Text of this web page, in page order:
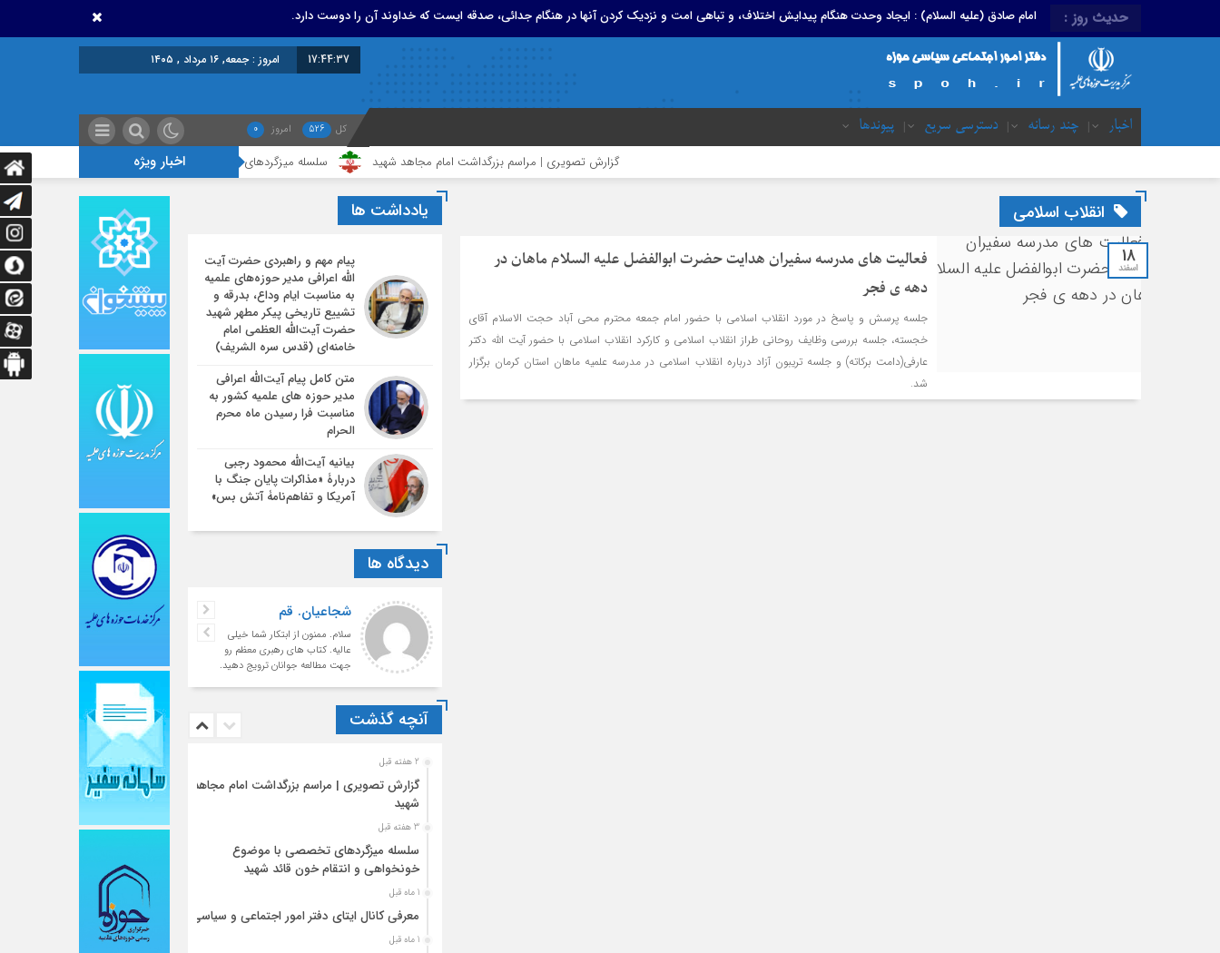
حدیث روز : امام صادق (علیه السلام) : ایجاد وحدت هنگام پیدایش اختلاف، و تباهی امت و نزدیک کردن آنها در هنگام جدائی، صدقه ایست که خداوند آن را دوست دارد.
17:44:38 امروز : جمعه, ۱۶ مرداد , ۱۴۰۵
اخبار چند رسانه دسترسی سریع پیوندها کل 526 امروز 0
اخبار ویژه گزارش تصویری | مراسم بزرگداشت امام مجاهد شهید سلسله میزگردهای تخصصی با موضوع خونخواهی و انتقام خون قائد شهید
انقلاب اسلامی
18
اسفند
فعالیت های مدرسه سفیران هدایت حضرت ابوالفضل علیه السلام ماهان در
دهه ی فجر
جلسه پرسش و پاسخ در مورد انقلاب اسلامی با حضور امام جمعه محترم محی آباد حجت الاسلام آقای
خجسته، جلسه بررسی وظایف روحانی طراز انقلاب اسلامی و کارکرد انقلاب اسلامی با حضور آیت الله دکتر
عارفی(دامت برکاته) و جلسه تریبون آزاد درباره انقلاب اسلامی در مدرسه علمیه ماهان استان کرمان برگزار
شد.
یادداشت ها
پیام مهم و راهبردی حضرت آیت
الله اعرافی مدیر حوزه‌های علمیه
به مناسبت ایام وداع، بدرقه و
تشییع تاریخی پیکر مطهر شهید
حضرت آیت‌الله العظمی امام
خامنه‌ای (قدس سره الشریف)
متن کامل پیام آیت‌الله اعرافی
مدیر حوزه های علمیه کشور به
مناسبت فرا رسیدن ماه محرم
الحرام
بیانیه آیت‌الله محمود رجبی
دربارۀ «مذاکرات پایان جنگ با
آمریکا و تفاهم‌نامۀ آتش بس»
دیدگاه ها
شجاعیان. قم
سلام. ممنون از ابتکار شما خیلی
عالیه. کتاب های رهبری معظم رو
جهت مطالعه جوانان ترویج دهید.
آنچه گذشت
2 هفته قبل
گزارش تصویری | مراسم بزرگداشت امام مجاهد
شهید
3 هفته قبل
سلسله میزگردهای تخصصی با موضوع
خونخواهی و انتقام خون قائد شهید
1 ماه قبل
معرفی کانال ایتای دفتر امور اجتماعی و سیاسی
1 ماه قبل